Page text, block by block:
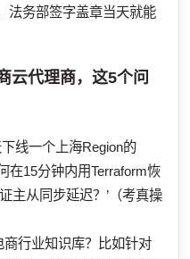
法务部签字盖章当天就能
云代理商，这5个问
线一个上海Region的
在15分钟内用Terraform恢
主从同步延迟？’（考真操
商行业知识库？比如针对